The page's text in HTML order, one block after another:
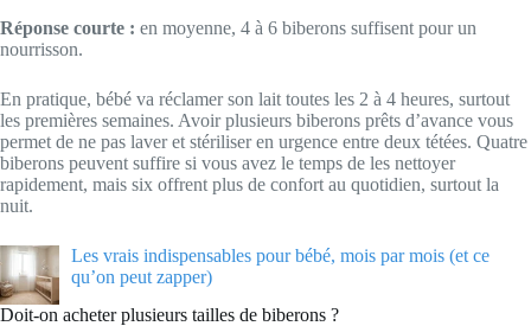
Réponse courte : en moyenne, 4 à 6 biberons suffisent pour un
nourrisson.
En pratique, bébé va réclamer son lait toutes les 2 à 4 heures, surtout
les premières semaines. Avoir plusieurs biberons prêts d’avance vous
permet de ne pas laver et stériliser en urgence entre deux tétées. Quatre
biberons peuvent suffire si vous avez le temps de les nettoyer
rapidement, mais six offrent plus de confort au quotidien, surtout la
nuit.
Les vrais indispensables pour bébé, mois par mois (et ce
qu’on peut zapper)
Doit-on acheter plusieurs tailles de biberons ?